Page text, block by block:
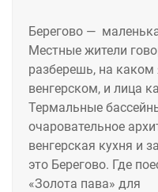
Берегово —
Местные жители
разберешь, на
венгерском, и лица
Термальные
очаровательное
венгерская кухня и
это Берегово. Где
«Золота пава» для